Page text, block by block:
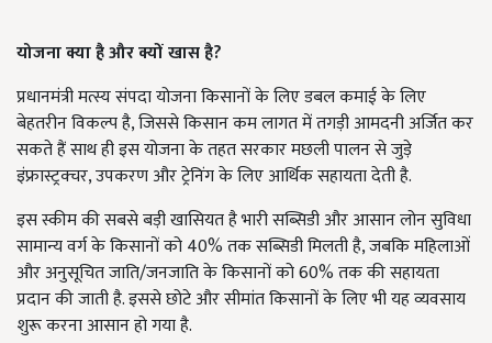
योजना क्या है और क्यों खास है?
प्रधानमंत्री मत्स्य संपदा योजना किसानों के लिए डबल कमाई के लिए
बेहतरीन विकल्प है, जिससे किसान कम लागत में तगड़ी आमदनी अर्जित कर
सकते हैं साथ ही इस योजना के तहत सरकार मछली पालन से जुड़े
इंफ्रास्ट्रक्चर, उपकरण और ट्रेनिंग के लिए आर्थिक सहायता देती है.
इस स्कीम की सबसे बड़ी खासियत है भारी सब्सिडी और आसान लोन सुविधा
सामान्य वर्ग के किसानों को 40% तक सब्सिडी मिलती है, जबकि महिलाओं
और अनुसूचित जाति/जनजाति के किसानों को 60% तक की सहायता
प्रदान की जाती है. इससे छोटे और सीमांत किसानों के लिए भी यह व्यवसाय
शुरू करना आसान हो गया है.